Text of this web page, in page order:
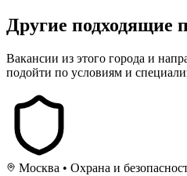
Другие подходящие
Вакансии из этого города и
подойти по условиям и
Москва • Охрана и